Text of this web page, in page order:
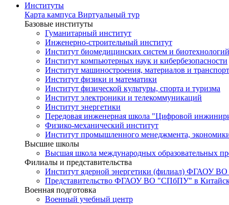
Институты
Карта кампуса Виртуальный тур
Базовые институты
Гуманитарный институт
Инженерно-строительный институт
Институт биомедицинских систем и биотехнологий
Институт компьютерных наук и кибербезопасности
Институт машиностроения, материалов и
Институт физики и математики
Институт физической культуры, спорта и туризма
Институт электроники и телекоммуникаций
Институт энергетики
Передовая инженерная школа "Цифровой
Физико-механический институт
Институт промышленного менеджмента,
Высшие школы
Высшая школа международных образовательных
Филиалы и представительства
Институт ядерной энергетики (филиал) ФГАОУ
Представительство ФГАОУ ВО "СПбПУ" в
Военная подготовка
Военный учебный центр